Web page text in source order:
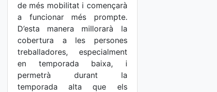
de més mobilitat i començarà
a funcionar més prompte.
D’esta manera millorarà la
cobertura a les persones
treballadores, especialment
en temporada baixa, i
permetrà durant la
temporada alta que els